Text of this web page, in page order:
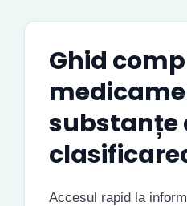
Ghid
substanțe
Accesul rapid la